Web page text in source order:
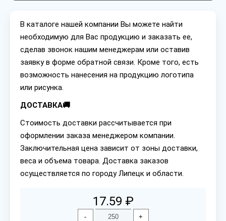
В каталоге нашей компании Вы можете найти
необходимую для Вас продукцию и заказать ее,
сделав звонок нашим менеджерам или оставив
заявку в форме обратной связи. Кроме того, есть
возможность нанесения на продукцию логотипа
или рисунка.
ДОСТАВКА🚚
Стоимость доставки рассчитывается при
оформлении заказа менеджером компании.
Заключительная цена зависит от зоны доставки,
веса и объема товара. Доставка заказов
осуществляется по городу Липецк и области.
17.59 ₽
- +